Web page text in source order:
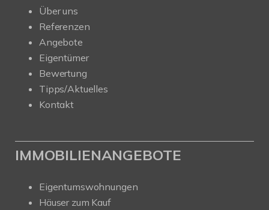
Über uns
Referenzen
Angebote
Eigentümer
Bewertung
Tipps/Aktuelles
Kontakt
IMMOBILIENANGEBOTE
Eigentumswohnungen
Häuser zum Kauf